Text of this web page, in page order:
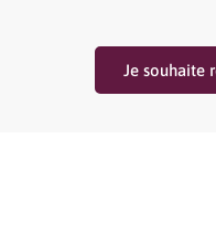
Je souhaite